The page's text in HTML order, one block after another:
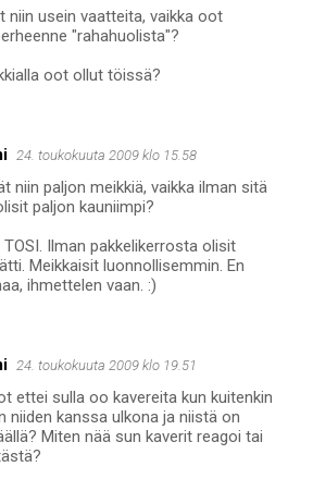
niin usein vaatteita, vaikka oot
"rahahuolista"?
oot ollut töissä?
24. toukokuuta 2009 klo 15.58
niin paljon meikkiä, vaikka ilman sitä
paljon kauniimpi?
TOSI. Ilman pakkelikerrosta olisit
Meikkaisit luonnollisemmin. En
ihmettelen vaan. :)
24. toukokuuta 2009 klo 19.51
ettei sulla oo kavereita kun kuitenkin
niiden kanssa ulkona ja niistä on
Miten nää sun kaverit reagoi tai